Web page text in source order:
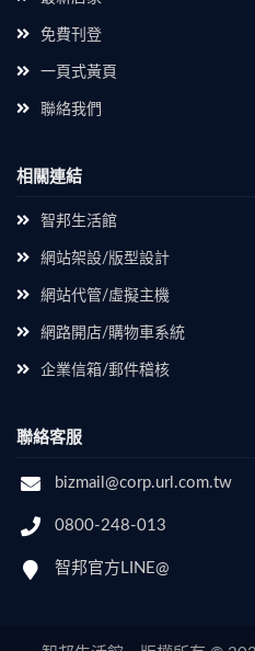
免費刊登
一頁式黃頁
聯絡我們
相關連結
智邦生活館
網站架設/版型設計
網站代管/虛擬主機
網路開店/購物車系統
企業信箱/郵件稽核
聯絡客服
bizmail@corp.url.com.tw
0800-248-013
智邦官方LINE@